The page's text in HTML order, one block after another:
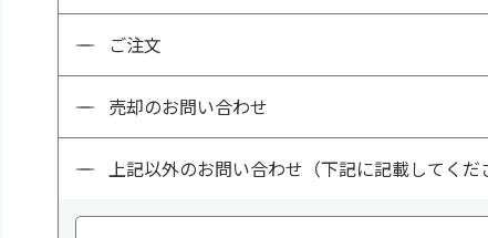
ご注文
売却のお問い合わせ
上記以外のお問い合わせ（下記に記載してくだ